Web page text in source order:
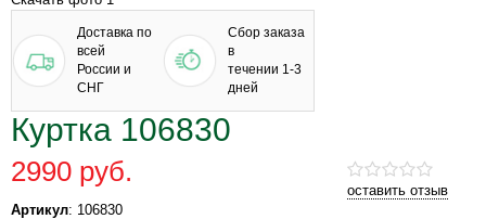
Доставка по
всей
России и
СНГ
Сбор заказа
в
течении 1-3
дней
Куртка 106830
оставить отзыв
2990 руб.
Артикул: 106830